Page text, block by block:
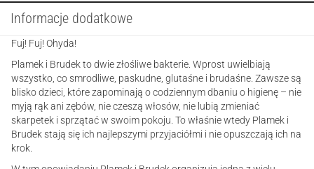
Informacje dodatkowe
Fuj! Fuj! Ohyda!
Plamek i Brudek to dwie złośliwe bakterie. Wprost uwielbiają
wszystko, co smrodliwe, paskudne, glutaśne i brudaśne. Zawsze są
blisko dzieci, które zapominają o codziennym dbaniu o higienę – nie
myją rąk ani zębów, nie czeszą włosów, nie lubią zmieniać
skarpetek i sprzątać w swoim pokoju. To właśnie wtedy Plamek i
Brudek stają się ich najlepszymi przyjaciółmi i nie opuszczają ich na
krok.